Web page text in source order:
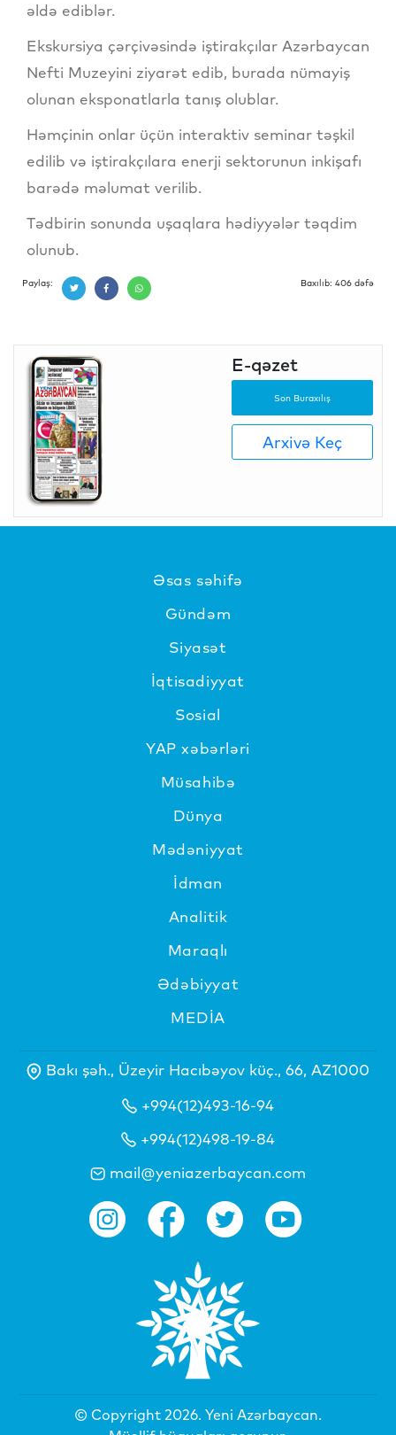
əldə ediblər.
Ekskursiya çərçivəsində iştirakçılar Azərbaycan
Nefti Muzeyini ziyarət edib, burada nümayiş
olunan eksponatlarla tanış olublar.
Həmçinin onlar üçün interaktiv seminar təşkil
edilib və iştirakçılara enerji sektorunun inkişafı
barədə məlumat verilib.
Tədbirin sonunda uşaqlara hədiyyələr təqdim
olunub.
Paylaş: Baxılıb: 406 dəfə
E-qəzet
Son Buraxılış
Arxivə Keç
Əsas səhifə
Gündəm
Siyasət
İqtisadiyyat
Sosial
YAP xəbərləri
Müsahibə
Dünya
Mədəniyyat
İdman
Analitik
Maraqlı
Ədəbiyyat
MEDİA
Bakı şəh., Üzeyir Hacıbəyov küç., 66, AZ1000
+994(12)493-16-94
+994(12)498-19-84
mail@yeniazerbaycan.com
© Copyright 2026. Yeni Azərbaycan.